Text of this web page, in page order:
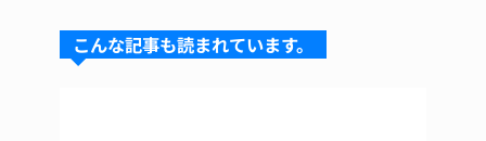
s
k
a
d
e
b
re
st
こんな記事も読まれています。